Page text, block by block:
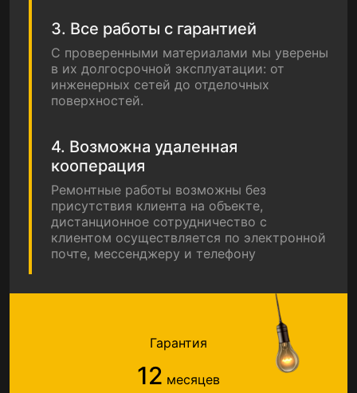
3. Все работы с гарантией
С проверенными материалами мы уверены
в их долгосрочной эксплуатации: от
инженерных сетей до отделочных
поверхностей.
4. Возможна удаленная
кооперация
Ремонтные работы возможны без
присутствия клиента на объекте,
дистанционное сотрудничество с
клиентом осуществляется по электронной
почте, мессенджеру и телефону
Гарантия
12 месяцев